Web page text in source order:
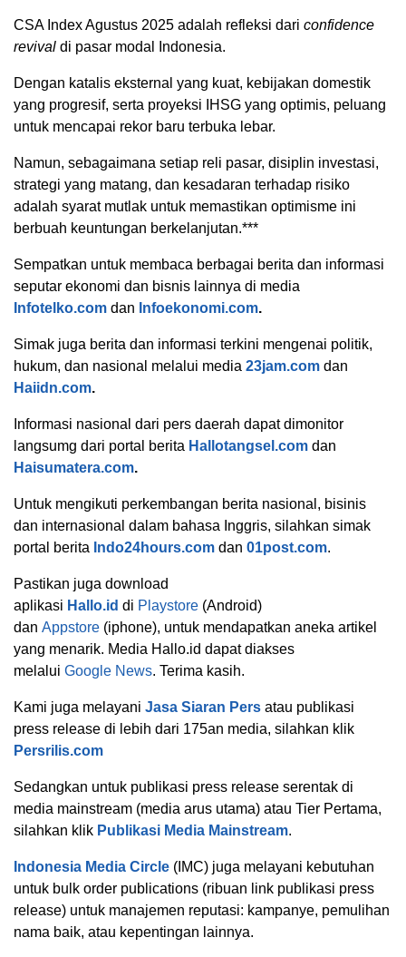
CSA Index Agustus 2025 adalah refleksi dari confidence
revival di pasar modal Indonesia.
Dengan katalis eksternal yang kuat, kebijakan domestik
yang progresif, serta proyeksi IHSG yang optimis, peluang
untuk mencapai rekor baru terbuka lebar.
Namun, sebagaimana setiap reli pasar, disiplin investasi,
strategi yang matang, dan kesadaran terhadap risiko
adalah syarat mutlak untuk memastikan optimisme ini
berbuah keuntungan berkelanjutan.***
Sempatkan untuk membaca berbagai berita dan informasi
seputar ekonomi dan bisnis lainnya di media
Infotelko.com dan Infoekonomi.com.
Simak juga berita dan informasi terkini mengenai politik,
hukum, dan nasional melalui media 23jam.com dan
Haiidn.com.
Informasi nasional dari pers daerah dapat dimonitor
langsumg dari portal berita Hallotangsel.com dan
Haisumatera.com.
Untuk mengikuti perkembangan berita nasional, bisinis
dan internasional dalam bahasa Inggris, silahkan simak
portal berita Indo24hours.com dan 01post.com.
Pastikan juga download
aplikasi Hallo.id di Playstore (Android)
dan Appstore (iphone), untuk mendapatkan aneka artikel
yang menarik. Media Hallo.id dapat diakses
melalui Google News. Terima kasih.
Kami juga melayani Jasa Siaran Pers atau publikasi
press release di lebih dari 175an media, silahkan klik
Persrilis.com
Sedangkan untuk publikasi press release serentak di
media mainstream (media arus utama) atau Tier Pertama,
silahkan klik Publikasi Media Mainstream.
Indonesia Media Circle (IMC) juga melayani kebutuhan
untuk bulk order publications (ribuan link publikasi press
release) untuk manajemen reputasi: kampanye, pemulihan
nama baik, atau kepentingan lainnya.